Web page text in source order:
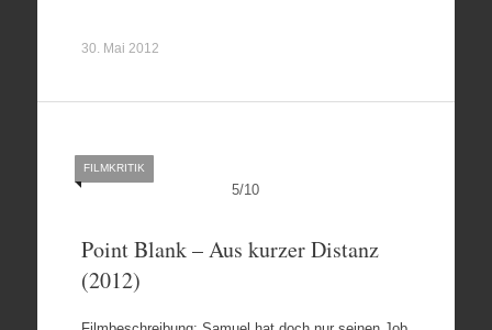
30. Mai 2012
5/10
FILMKRITIK
Point Blank – Aus kurzer Distanz
(2012)